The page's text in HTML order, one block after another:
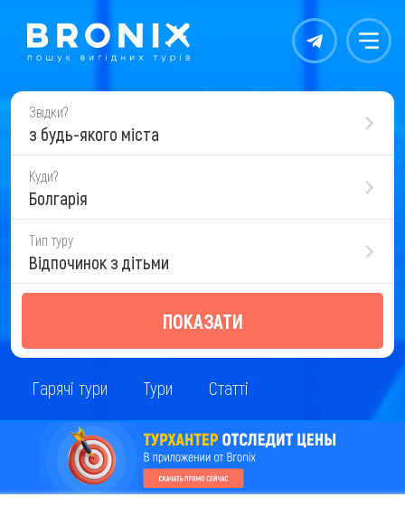
Контакты Меню
Звідки?
з будь-якого міста
Куди?
Болгарія
Тип туру
Відпочинок з дітьми
ПОКАЗАТИ
Гарячі тури Тури Статті